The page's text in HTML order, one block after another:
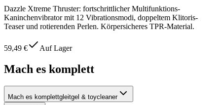
Dazzle Xtreme Thruster: fortschrittlicher Multifunktions-
Kaninchenvibrator mit 12 Vibrationsmodi, doppeltem Klitoris-
Teaser und rotierenden Perlen. Körpersicheres TPR-Material.
59,49 € Auf Lager
Mach es komplett
Mach es komplettgleitgel & toycleaner